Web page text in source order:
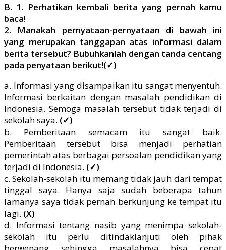
B. 1. Perhatikan kembali berita yang pernah kamu
baca!
2. Manakah pernyataan-pernyataan di bawah ini
yang merupakan tanggapan atas informasi dalam
berita tersebut? Bubuhkanlah dengan tanda centang
pada penyataan berikut!(✓)
a. Informasi yang disampaikan itu sangat menyentuh.
Informasi berkaitan dengan masalah pendidikan di
Indonesia. Semoga masalah tersebut tidak terjadi di
sekolah saya. (✓)
b. Pemberitaan semacam itu sangat baik.
Pemberitaan tersebut bisa menjadi perhatian
pemerintah atas berbagai persoalan pendidikan yang
terjadi di Indonesia. (✓)
c. Sekolah-sekolah itu memang tidak jauh dari tempat
tinggal saya. Hanya saja sudah beberapa tahun
lamanya saya tidak pernah berkunjung ke tempat itu
lagi. (X)
d. Informasi tentang nasib yang menimpa sekolah-
sekolah itu perlu ditindaklanjuti oleh pihak